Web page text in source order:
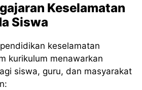
Keselamatan
Siswa
keselamatan
kurikulum menawarkan
siswa, guru, dan masyarakat